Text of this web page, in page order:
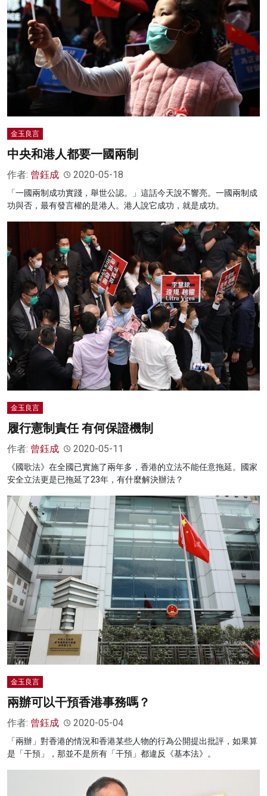
金玉良言
中央和港人都要一國兩制
作者: 曾鈺成 2020-05-18
「一國兩制成功實踐，舉世公認。」這話今天說不響亮。一國兩制成
功與否，最有發言權的是港人。港人說它成功，就是成功。
金玉良言
履行憲制責任 有何保證機制
作者: 曾鈺成 2020-05-11
《國歌法》在全國已實施了兩年多，香港的立法不能任意拖延。國家
安全立法更是已拖延了23年，有什麼解決辦法？
金玉良言
兩辦可以干預香港事務嗎？
作者: 曾鈺成 2020-05-04
「兩辦」對香港的情況和香港某些人物的行為公開提出批評，如果算
是「干預」，那並不是所有「干預」都違反《基本法》。